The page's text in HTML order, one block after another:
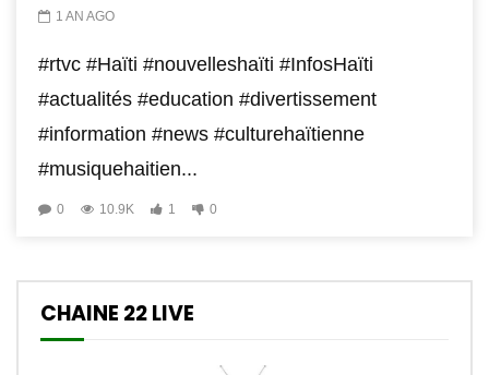
1 AN AGO
#rtvc #Haïti #nouvelleshaïti #InfosHaïti
#actualités #education #divertissement
#information #news #culturehaïtienne
#musiquehaitien...
0 10.9K 1 0
CHAINE 22 LIVE